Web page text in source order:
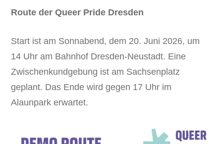
Route der Queer Pride Dresden
Start ist am Sonnabend, dem 20. Juni 2026, um
14 Uhr am Bahnhof Dresden-Neustadt. Eine
Zwischenkundgebung ist am Sachsenplatz
geplant. Das Ende wird gegen 17 Uhr im
Alaunpark erwartet.